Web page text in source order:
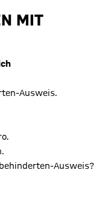
MIT
Ausweis.
Ausweis?